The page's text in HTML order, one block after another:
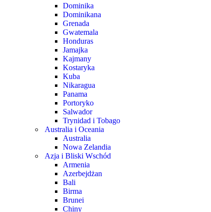
Dominika
Dominikana
Grenada
Gwatemala
Honduras
Jamajka
Kajmany
Kostaryka
Kuba
Nikaragua
Panama
Portoryko
Salwador
Trynidad i Tobago
Australia i Oceania
Australia
Nowa Zelandia
Azja i Bliski Wschód
Armenia
Azerbejdżan
Bali
Birma
Brunei
Chiny